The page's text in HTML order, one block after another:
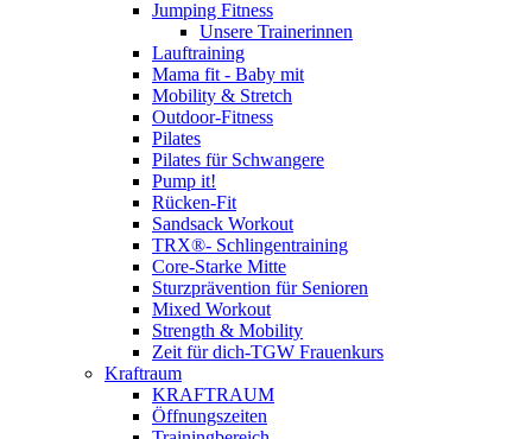
Jumping Fitness
Unsere Trainerinnen
Lauftraining
Mama fit - Baby mit
Mobility & Stretch
Outdoor-Fitness
Pilates
Pilates für Schwangere
Pump it!
Rücken-Fit
Sandsack Workout
TRX®- Schlingentraining
Core-Starke Mitte
Sturzprävention für Senioren
Mixed Workout
Strength & Mobility
Zeit für dich-TGW Frauenkurs
Kraftraum
KRAFTRAUM
Öffnungszeiten